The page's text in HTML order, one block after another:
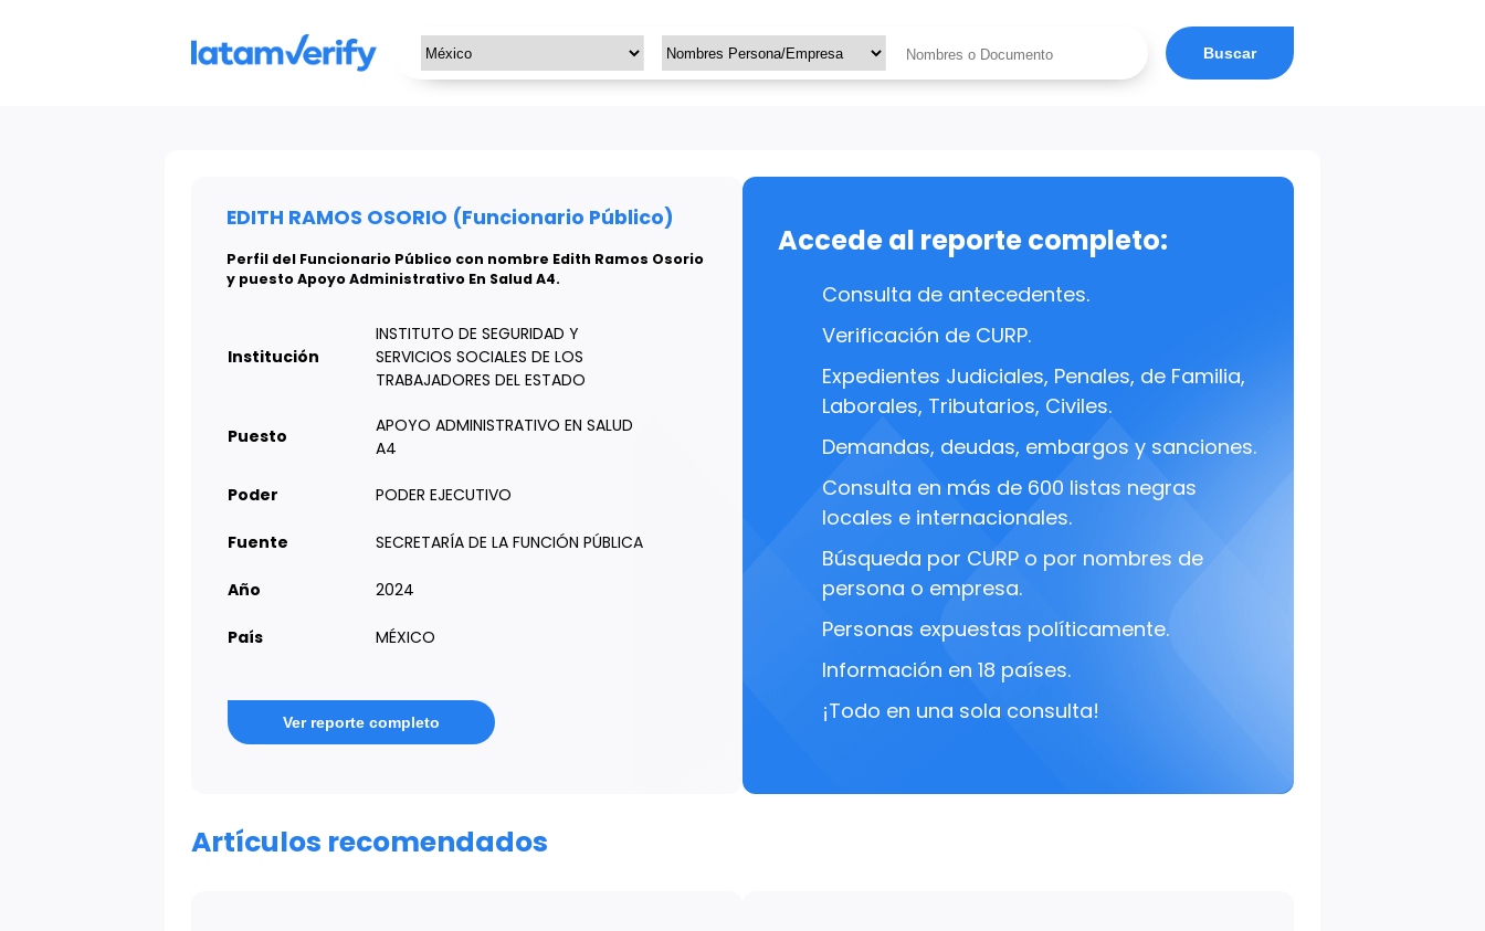
Buscar
EDITH RAMOS OSORIO (Funcionario Público)
Perfil del Funcionario Público con nombre Edith Ramos Osorio
y puesto Apoyo Administrativo En Salud A4.
Institución
INSTITUTO DE SEGURIDAD Y
SERVICIOS SOCIALES DE LOS
TRABAJADORES DEL ESTADO
Puesto
APOYO ADMINISTRATIVO EN SALUD
A4
Poder PODER EJECUTIVO
Fuente SECRETARÍA DE LA FUNCIÓN PÚBLICA
Año 2024
País MÉXICO
Ver reporte completo
Accede al reporte completo:
Consulta de antecedentes.
Verificación de CURP.
Expedientes Judiciales, Penales, de Familia,
Laborales, Tributarios, Civiles.
Demandas, deudas, embargos y sanciones.
Consulta en más de 600 listas negras
locales e internacionales.
Búsqueda por CURP o por nombres de
persona o empresa.
Personas expuestas políticamente.
Información en 18 países.
¡Todo en una sola consulta!
Artículos recomendados